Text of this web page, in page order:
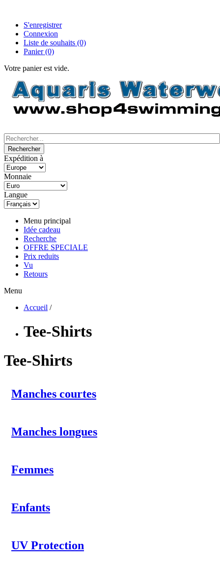
S'enregistrer
Connexion
Liste de souhaits (0)
Panier (0)
Votre panier est vide.
Expédition à
Monnaie
Langue
Menu principal
Idée cadeau
Recherche
OFFRE SPECIALE
Prix reduits
Vu
Retours
Menu
Accueil /
Tee-Shirts
Tee-Shirts
Manches courtes
Manches longues
Femmes
Enfants
UV Protection